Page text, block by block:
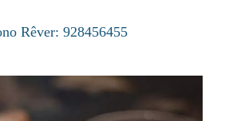
Rêver: 928456455